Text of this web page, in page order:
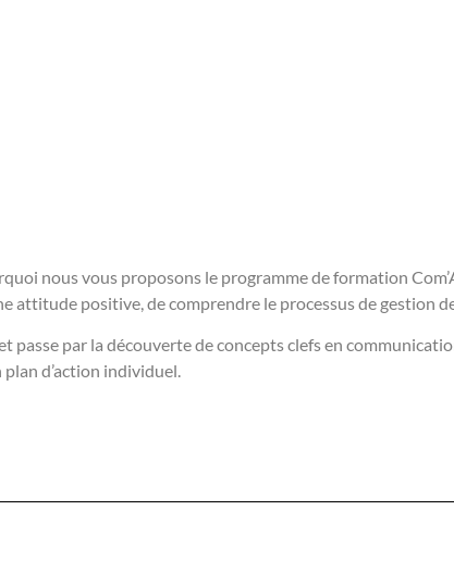
nous vous proposons le programme de formation
attitude positive, de comprendre le processus de gestion
par la découverte de concepts clefs en
d’action individuel.